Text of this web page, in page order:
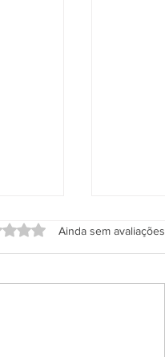
com 0 de 5 estrelas.
Ainda sem avaliações